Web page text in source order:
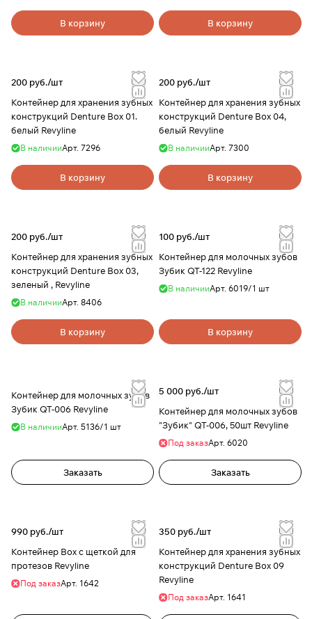
В корзину В корзину
200 руб./шт
Контейнер для хранения зубных
конструкций Denture Box 01.
белый Revyline
В наличииАрт. 7296
В корзину
200 руб./шт
Контейнер для хранения зубных
конструкций Denture Box 04,
белый Revyline
В наличииАрт. 7300
В корзину
200 руб./шт
Контейнер для хранения зубных
конструкций Denture Box 03,
зеленый , Revyline
В наличииАрт. 8406
В корзину
100 руб./шт
Контейнер для молочных зубов
Зубик QT-122 Revyline
В наличииАрт. 6019/1 шт
В корзину
Контейнер для молочных зубов
Зубик QT-006 Revyline
В наличииАрт. 5136/1 шт
Заказать
5 000 руб./шт
Контейнер для молочных зубов
"Зубик" QT-006, 50шт Revyline
Под заказАрт. 6020
Заказать
990 руб./шт
Контейнер Box с щеткой для
протезов Revyline
Под заказАрт. 1642
350 руб./шт
Контейнер для хранения зубных
конструкций Denture Box 09
Revyline
Под заказАрт. 1641